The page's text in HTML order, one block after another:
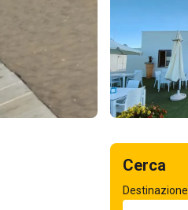
Cerca
Destinazione